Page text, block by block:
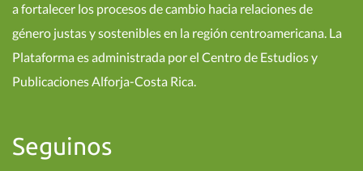
a fortalecer los procesos de cambio hacia relaciones de
género justas y sostenibles en la región centroamericana. La
Plataforma es administrada por el Centro de Estudios y
Publicaciones Alforja-Costa Rica.
Seguinos